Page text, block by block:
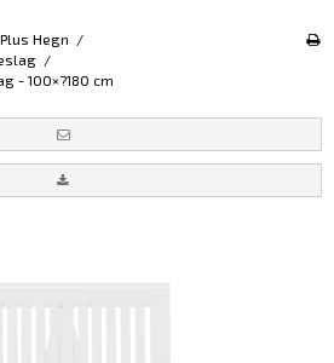
Plus Hegn /
/
- 100×?180 cm